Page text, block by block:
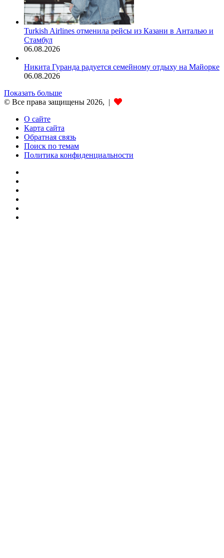
Turkish Airlines отменила рейсы из Казани в Анталью и
Стамбул
06.08.2026
Никита Гуранда радуется семейному отдыху на Майорке
06.08.2026
Показать больше
© Все права защищены 2026, |
О сайте
Карта сайта
Обратная связь
Поиск по темам
Политика конфиденциальности